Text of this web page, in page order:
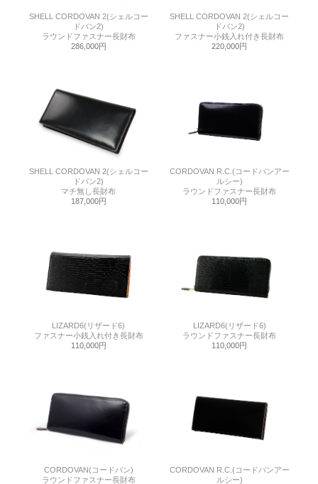
SHELL CORDOVAN 2(シェルコー
ドバン2)
ラウンドファスナー長財布
286,000円
SHELL CORDOVAN 2(シェルコー
ドバン2)
ファスナー小銭入れ付き長財布
220,000円
SHELL CORDOVAN 2(シェルコー
ドバン2)
マチ無し長財布
187,000円
CORDOVAN R.C.(コードバンアー
ルシー)
ラウンドファスナー長財布
110,000円
LIZARD6(リザード6)
ファスナー小銭入れ付き長財布
110,000円
LIZARD6(リザード6)
ラウンドファスナー長財布
110,000円
CORDOVAN(コードバン)
ラウンドファスナー長財布
CORDOVAN R.C.(コードバンアー
ルシー)